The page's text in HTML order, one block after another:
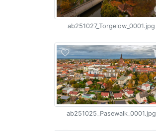
ab251027_Torgelow_0001.jpg
ab251025_Pasewalk_0001.jpg